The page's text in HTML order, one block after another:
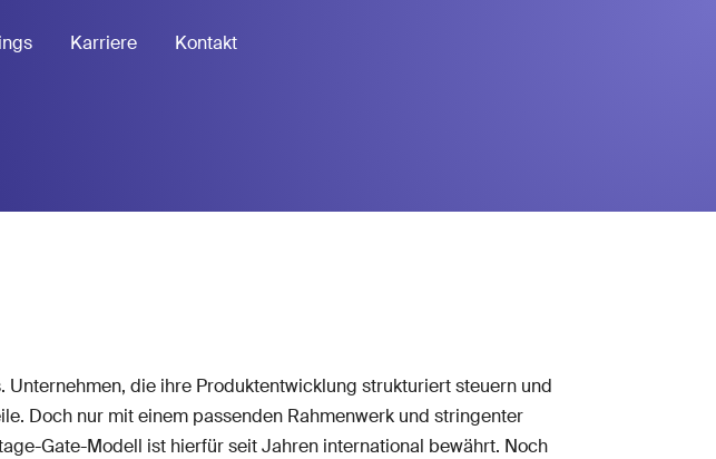
Karriere Kontakt
die ihre Produktentwicklung strukturiert steuern und
Doch nur mit einem passenden Rahmenwerk und stringenter
Gate-Modell ist hierfür seit Jahren international bewährt. Noch